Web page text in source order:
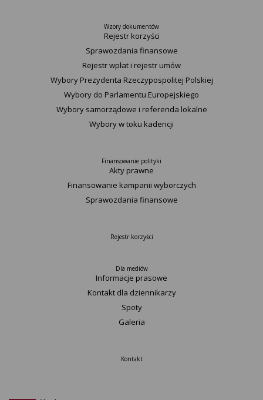
Wzory dokumentów
Rejestr korzyści
Sprawozdania finansowe
Rejestr wpłat i rejestr umów
Wybory Prezydenta Rzeczypospolitej Polskiej
Wybory do Parlamentu Europejskiego
Wybory samorządowe i referenda lokalne
Wybory w toku kadencji
Finansowanie polityki
Akty prawne
Finansowanie kampanii wyborczych
Sprawozdania finansowe
Rejestr korzyści
Dla mediów
Informacje prasowe
Kontakt dla dziennikarzy
Spoty
Galeria
Kontakt